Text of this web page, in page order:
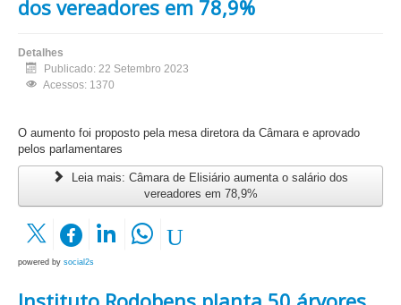
dos vereadores em 78,9%
Detalhes
Publicado: 22 Setembro 2023
Acessos: 1370
O aumento foi proposto pela mesa diretora da Câmara e aprovado
pelos parlamentares
Leia mais: Câmara de Elisiário aumenta o salário dos
vereadores em 78,9%
powered by social2s